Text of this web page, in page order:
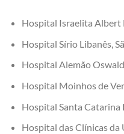
Hospital Israelita Albert
Hospital Sírio Libanês,
Hospital Alemão
Hospital Moinhos de
Hospital Santa Catarina
Hospital das Clínicas da